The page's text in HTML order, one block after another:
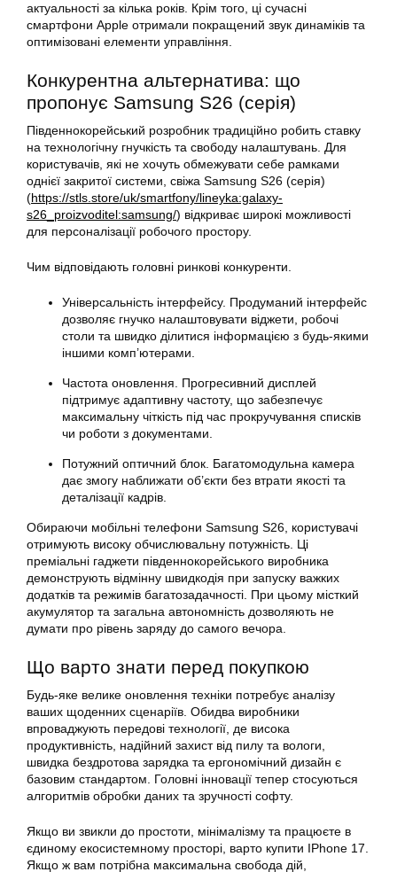
актуальності за кілька років. Крім того, ці сучасні
смартфони Apple отримали покращений звук динаміків та
оптимізовані елементи управління.
Конкурентна альтернатива: що
пропонує Samsung S26 (серія)
Південнокорейський розробник традиційно робить ставку
на технологічну гнучкість та свободу налаштувань. Для
користувачів, які не хочуть обмежувати себе рамками
однієї закритої системи, свіжа Samsung S26 (серія)
(https://stls.store/uk/smartfony/lineyka:galaxy-
s26_proizvoditel:samsung/) відкриває широкі можливості
для персоналізації робочого простору.
Чим відповідають головні ринкові конкуренти.
Універсальність інтерфейсу. Продуманий інтерфейс
дозволяє гнучко налаштовувати віджети, робочі
столи та швидко ділитися інформацією з будь-якими
іншими комп’ютерами.
Частота оновлення. Прогресивний дисплей
підтримує адаптивну частоту, що забезпечує
максимальну чіткість під час прокручування списків
чи роботи з документами.
Потужний оптичний блок. Багатомодульна камера
дає змогу наближати об’єкти без втрати якості та
деталізації кадрів.
Обираючи мобільні телефони Samsung S26, користувачі
отримують високу обчислювальну потужність. Ці
преміальні гаджети південнокорейського виробника
демонструють відмінну швидкодія при запуску важких
додатків та режимів багатозадачності. При цьому місткий
акумулятор та загальна автономність дозволяють не
думати про рівень заряду до самого вечора.
Що варто знати перед покупкою
Будь-яке велике оновлення техніки потребує аналізу
ваших щоденних сценаріїв. Обидва виробники
впроваджують передові технології, де висока
продуктивність, надійний захист від пилу та вологи,
швидка бездротова зарядка та ергономічний дизайн є
базовим стандартом. Головні інновації тепер стосуються
алгоритмів обробки даних та зручності софту.
Якщо ви звикли до простоти, мінімалізму та працюєте в
єдиному екосистемному просторі, варто купити IPhone 17.
Якщо ж вам потрібна максимальна свобода дій,